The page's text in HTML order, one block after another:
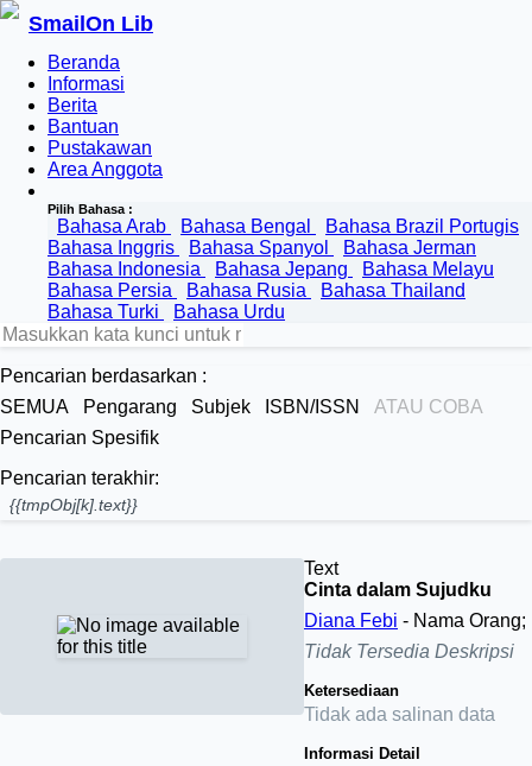
SmailOn Lib
Beranda
Informasi
Berita
Bantuan
Pustakawan
Area Anggota
Pilih Bahasa :
Bahasa Arab Bahasa Bengal
Bahasa Brazil Portugis
Bahasa Inggris
Bahasa Spanyol
Bahasa Jerman
Bahasa Indonesia
Bahasa Jepang
Bahasa Melayu
Bahasa Persia
Bahasa Rusia
Bahasa Thailand
Bahasa Turki
Bahasa Urdu
Pencarian berdasarkan :
SEMUA
Pengarang Subjek ISBN/ISSN
ATAU COBA
Pencarian Spesifik
Pencarian terakhir:
{{tmpObj[k].text}}
Text
Cinta dalam Sujudku
Diana Febi - Nama Orang;
Tidak Tersedia Deskripsi
Ketersediaan
Tidak ada salinan data
Informasi Detail